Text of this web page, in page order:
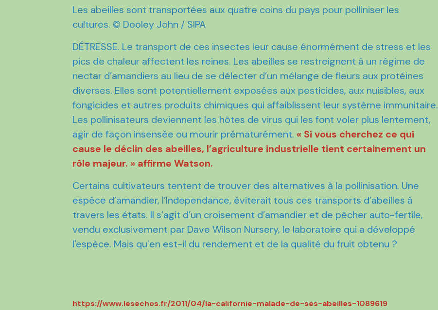
Les abeilles sont transportées aux quatre coins du pays pour polliniser les
cultures. © Dooley John / SIPA
DÉTRESSE. Le transport de ces insectes leur cause énormément de stress et les
pics de chaleur affectent les reines. Les abeilles se restreignent à un régime de
nectar d’amandiers au lieu de se délecter d’un mélange de fleurs aux protéines
diverses. Elles sont potentiellement exposées aux pesticides, aux nuisibles, aux
fongicides et autres produits chimiques qui affaiblissent leur système immunitaire.
Les pollinisateurs deviennent les hôtes de virus qui les font voler plus lentement,
agir de façon insensée ou mourir prématurément. « Si vous cherchez ce qui
cause le déclin des abeilles, l’agriculture industrielle tient certainement un
rôle majeur. » affirme Watson.
Certains cultivateurs tentent de trouver des alternatives à la pollinisation. Une
espèce d’amandier, l’Independance, éviterait tous ces transports d’abeilles à
travers les états. Il s’agit d’un croisement d’amandier et de pêcher auto-fertile,
vendu exclusivement par Dave Wilson Nursery, le laboratoire qui a développé
l'espèce. Mais qu’en est-il du rendement et de la qualité du fruit obtenu ?
https://www.lesechos.fr/2011/04/la-californie-malade-de-ses-abeilles-1089619